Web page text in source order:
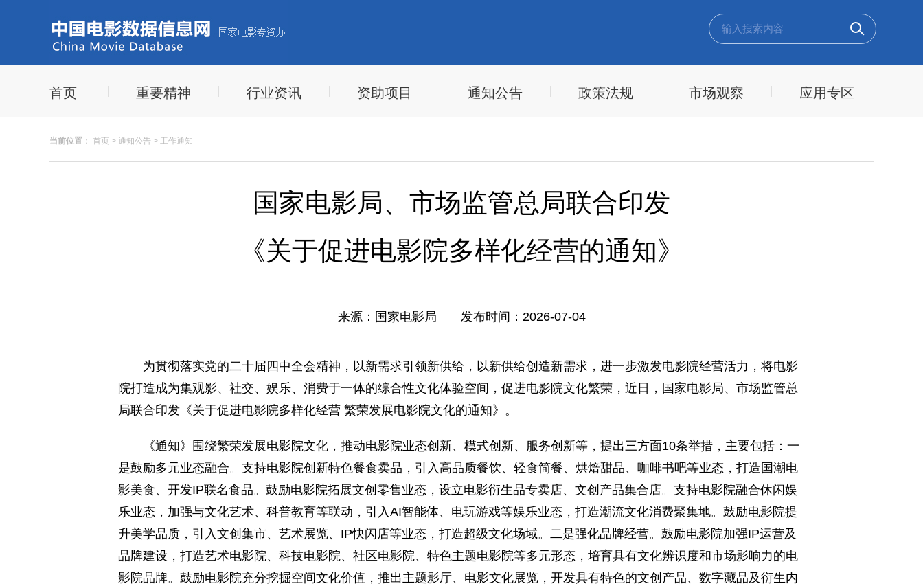
首页 重要精神 行业资讯 资助项目 通知公告 政策法规 市场观察 应用专区
当前位置 ： 首页 > 通知公告 > 工作通知
国家电影局、市场监管总局联合印发
《关于促进电影院多样化经营的通知》
来源： 国家电影局 发布时间： 2026-07-04
为贯彻落实党的二十届四中全会精神，以新需求引领新供给，以新供给创造新需求，进一步激发电影院经营活力，将电影
院打造成为集观影、社交、娱乐、消费于一体的综合性文化体验空间，促进电影院文化繁荣，近日，国家电影局、市场监管总
局联合印发《关于促进电影院多样化经营 繁荣发展电影院文化的通知》。
《通知》围绕繁荣发展电影院文化，推动电影院业态创新、模式创新、服务创新等，提出三方面10条举措，主要包括：一
是鼓励多元业态融合。支持电影院创新特色餐食卖品，引入高品质餐饮、轻食简餐、烘焙甜品、咖啡书吧等业态，打造国潮电
影美食、开发IP联名食品。鼓励电影院拓展文创零售业态，设立电影衍生品专卖店、文创产品集合店。支持电影院融合休闲娱
乐业态，加强与文化艺术、科普教育等联动，引入AI智能体、电玩游戏等娱乐业态，打造潮流文化消费聚集地。鼓励电影院提
升美学品质，引入文创集市、艺术展览、IP快闪店等业态，打造超级文化场域。二是强化品牌经营。鼓励电影院加强IP运营及
品牌建设，打造艺术电影院、科技电影院、社区电影院、特色主题电影院等多元形态，培育具有文化辨识度和市场影响力的电
影院品牌。鼓励电影院充分挖掘空间文化价值，推出主题影厅、电影文化展览，开发具有特色的文创产品、数字藏品及衍生内